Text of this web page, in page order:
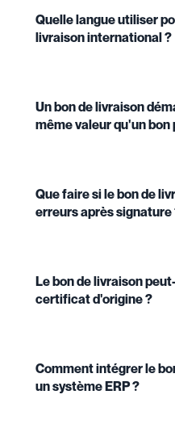
Quelle langue utiliser
livraison international ?
Un bon de livraison
même valeur qu'un bon
Que faire si le bon de
erreurs après signature
Le bon de livraison
certificat d'origine ?
Comment intégrer le
un système ERP ?